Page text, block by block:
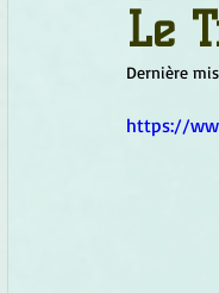
Fleurs
Le
Dernière
https://